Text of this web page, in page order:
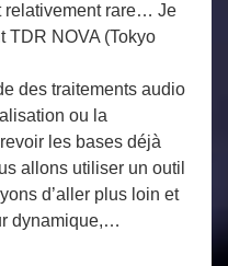
relativement rare… Je
TDR NOVA (Tokyo
des traitements audio
ou la
les bases déjà
allons utiliser un outil
d’aller plus loin et
dynamique,…